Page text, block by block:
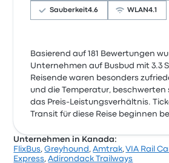
Sauberkeit4.6 WLAN4.1
Basierend auf 181 Bewertungen
Unternehmen auf Busbud mit 3.3
Reisende waren besonders
und die Temperatur, beschwerten
das Preis-Leistungsverhältnis.
Transit für diese Reise beginnen
Unternehmen in Kanada:
FlixBus,Greyhound ,Amtrak,VIA Rail
Express,Adirondack Trailways